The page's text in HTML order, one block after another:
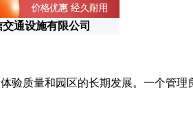
通设施有限公司
验质量和园区的长期发展。一个管理